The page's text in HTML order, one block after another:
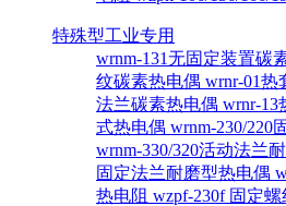
特殊型工业专用
wrnm-131无固定装置碳
纹碳素热电偶 wrnr-01热
法兰碳素热电偶 wrnr-13
式热电偶 wrnm-230/220
wrnm-330/320活动法兰
固定法兰耐磨型热电偶
热电阻 wzpf-230f 固定